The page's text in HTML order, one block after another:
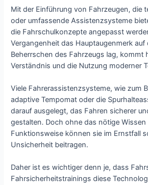
Mit der Einführung von Fahrzeugen, die
oder umfassende Assistenzsysteme
die Fahrschulkonzepte angepasst
Vergangenheit das Hauptaugenmerk auf
Beherrschen des Fahrzeugs lag, kommt
Verständnis und die Nutzung moderner
Viele Fahrerassistenzsysteme, wie zum
adaptive Tempomat oder die
darauf ausgelegt, das Fahren sicherer
gestalten. Doch ohne das nötige Wissen
Funktionsweise können sie im Ernstfall
Unsicherheit beitragen.
Daher ist es wichtiger denn je, dass
Fahrsicherheitstrainings diese